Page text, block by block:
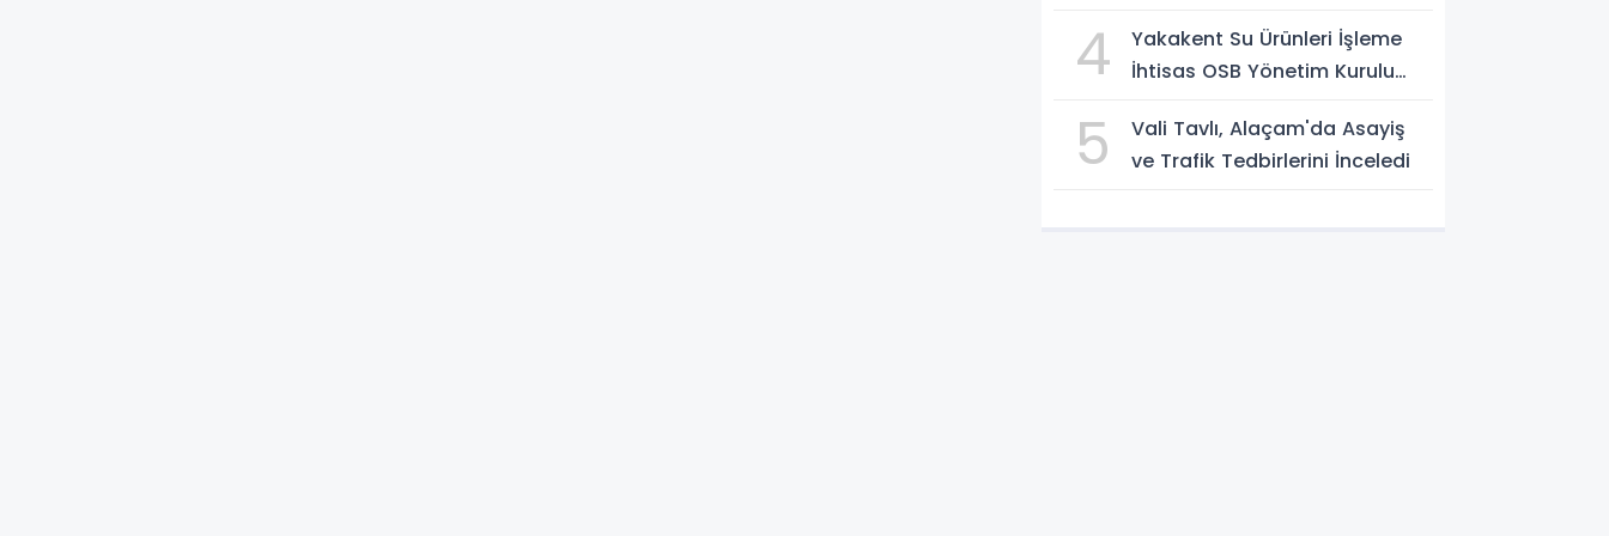
4
Yakakent Su Ürünleri İşleme
İhtisas OSB Yönetim Kurulu
5
Vali Tavlı, Alaçam'da Asayiş
ve Trafik Tedbirlerini İnceledi